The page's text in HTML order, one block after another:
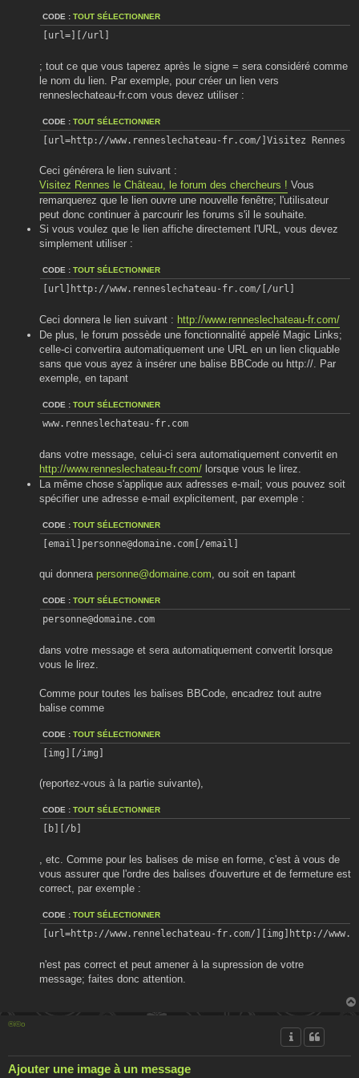
CODE : TOUT SÉLECTIONNER
[url=][/url]
; tout ce que vous taperez après le signe = sera considéré comme
le nom du lien. Par exemple, pour créer un lien vers
renneslechateau-fr.com vous devez utiliser :
CODE : TOUT SÉLECTIONNER
[url=http://www.renneslechateau-fr.com/]Visitez
Ceci générera le lien suivant :
Visitez Rennes le Château, le forum des chercheurs ! Vous
remarquerez que le lien ouvre une nouvelle fenêtre; l'utilisateur
peut donc continuer à parcourir les forums s'il le souhaite.
Si vous voulez que le lien affiche directement l'URL, vous devez
simplement utiliser :
CODE : TOUT SÉLECTIONNER
[url]http://www.renneslechateau-fr.com/[/url]
Ceci donnera le lien suivant : http://www.renneslechateau-fr.com/
De plus, le forum possède une fonctionnalité appelé Magic Links;
celle-ci convertira automatiquement une URL en un lien cliquable
sans que vous ayez à insérer une balise BBCode ou http://. Par
exemple, en tapant
CODE : TOUT SÉLECTIONNER
www.renneslechateau-fr.com
dans votre message, celui-ci sera automatiquement convertit en
http://www.renneslechateau-fr.com/ lorsque vous le lirez.
La même chose s'applique aux adresses e-mail; vous pouvez soit
spécifier une adresse e-mail explicitement, par exemple :
CODE : TOUT SÉLECTIONNER
[email]personne@domaine.com[/email]
qui donnera personne@domaine.com, ou soit en tapant
CODE : TOUT SÉLECTIONNER
personne@domaine.com
dans votre message et sera automatiquement convertit lorsque
vous le lirez.
Comme pour toutes les balises BBCode, encadrez tout autre
balise comme
CODE : TOUT SÉLECTIONNER
[img][/img]
(reportez-vous à la partie suivante),
CODE : TOUT SÉLECTIONNER
[b][/b]
, etc. Comme pour les balises de mise en forme, c'est à vous de
vous assurer que l'ordre des balises d'ouverture et de fermeture est
correct, par exemple :
CODE : TOUT SÉLECTIONNER
[url=http://www.rennelechateau-fr.com/][img]http://
n'est pas correct et peut amener à la supression de votre
message; faites donc attention.
®i©o
Ajouter une image à un message